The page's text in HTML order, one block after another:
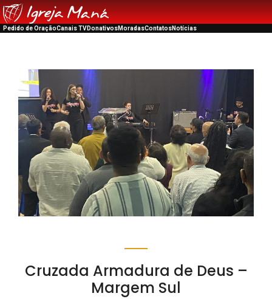
Pedido de OraçãoCanais TVDonativosMoradasContatosNotícias
Cruzada Armadura de Deus –
Margem Sul